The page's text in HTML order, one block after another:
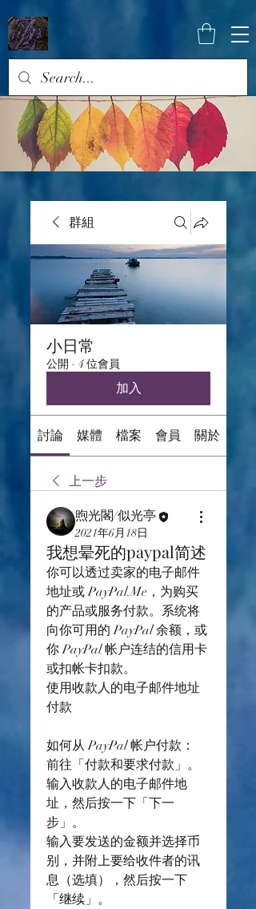
群組
小日常
公開 · 4 位會員
加入
討論 媒體 檔案 會員 關於
上一步
煦光閣/似光亭
2021年6月18日
我想晕死的paypal简述
你可以透过卖家的电子邮件
地址或 PayPal.Me，为购买
的产品或服务付款。系统将
向你可用的 PayPal 余额，或
你 PayPal 帐户连结的信用卡
或扣帐卡扣款。
使用收款人的电子邮件地址
付款
如何从 PayPal 帐户付款：
前往「付款和要求付款」。
输入收款人的电子邮件地
址，然后按一下「下一
步」。
输入要发送的金额并选择币
别，并附上要给收件者的讯
息（选填），然后按一下
「继续」。